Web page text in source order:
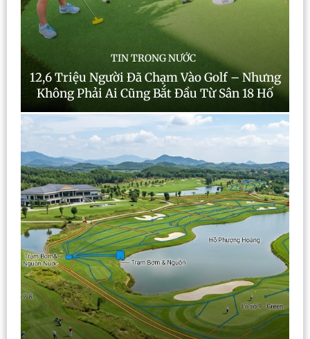
TIN TRONG NƯỚC
12,6 Triệu Người Đã Chạm Vào Golf – Nhưng
Không Phải Ai Cũng Bắt Đầu Từ Sân 18 Hố